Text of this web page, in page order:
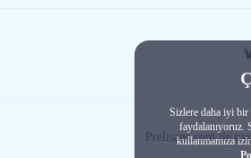
Prelisans.com ile
Sizlere daha iyi bir
faydalanıyoruz.
kullanmamıza